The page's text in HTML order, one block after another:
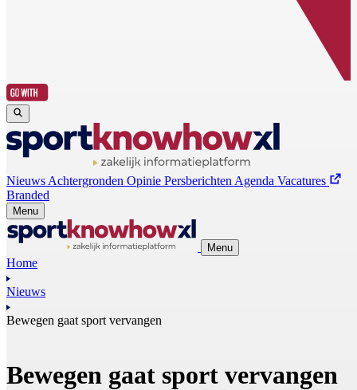
Nieuws Achtergronden Opinie Persberichten Agenda Vacatures
Branded
Menu
Menu
Home
Nieuws
Bewegen gaat sport vervangen
Bewegen gaat sport vervangen